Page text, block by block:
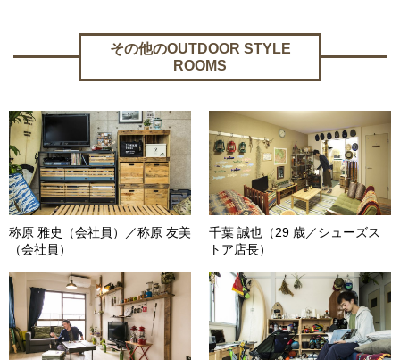
その他のOUTDOOR STYLE
ROOMS
称原 雅史（会社員）／称原 友美
（会社員）
千葉 誠也（29 歳／シューズス
トア店長）